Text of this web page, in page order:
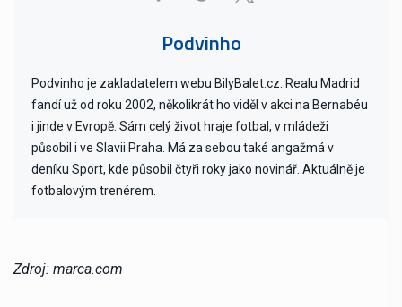
Podvinho
Podvinho je zakladatelem webu BilyBalet.cz. Realu Madrid
fandí už od roku 2002, několikrát ho viděl v akci na Bernabéu
i jinde v Evropě. Sám celý život hraje fotbal, v mládeži
působil i ve Slavii Praha. Má za sebou také angažmá v
deníku Sport, kde působil čtyři roky jako novinář. Aktuálně je
fotbalovým trenérem.
Zdroj: marca.com